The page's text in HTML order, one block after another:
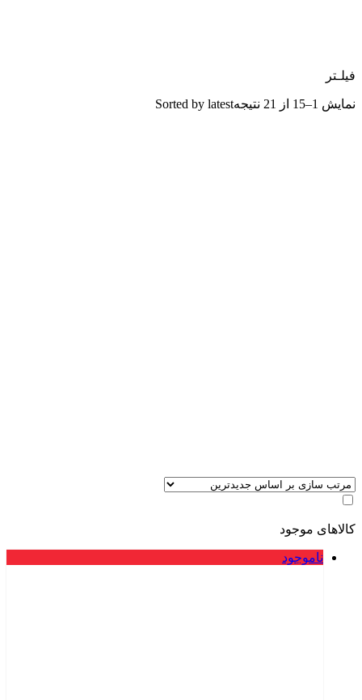
فیلـتر
نمایش 1–15 از 21 نتیجه Sorted by latest
کالاهای موجود
ناموجود